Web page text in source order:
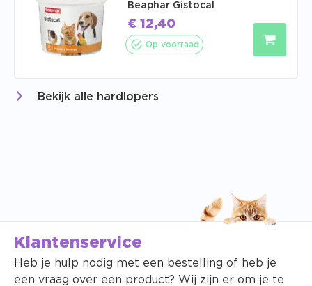
Beaphar Gistocal
€ 12,40
Op voorraad
Bekijk alle hardlopers
Klantenservice
Heb je hulp nodig met een bestelling of heb je
een vraag over een product? Wij zijn er om je te